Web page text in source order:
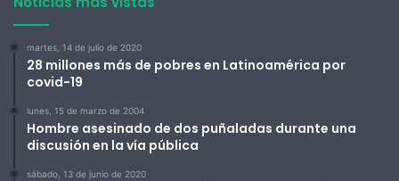
martes, 14 de julio de 2020
28 millones más de pobres en Latinoamérica por
covid-19
lunes, 15 de marzo de 2004
Hombre asesinado de dos puñaladas durante una
discusión en la vía pública
sábado, 13 de junio de 2020